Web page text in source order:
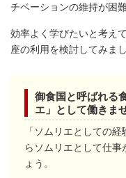
チベーションの維持が困
効率よく学びたいと考え
座の利用を検討してみまし
御食国と呼ばれる
エ」として働きま
「ソムリエとしての
らソムリエとして仕
ょう。